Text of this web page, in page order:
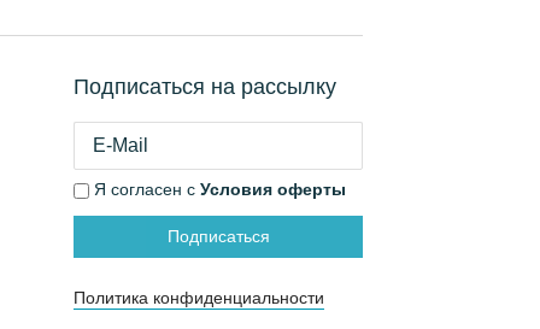
Подписаться на рассылку
Я согласен с Условия оферты
Подписаться
Политика конфиденциальности